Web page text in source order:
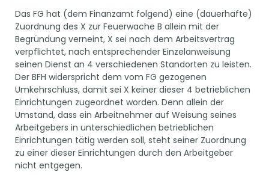
Das FG hat (dem Finanzamt folgend) eine (dauerhafte)
Zuordnung des X zur Feuerwache B allein mit der
Begründung verneint, X sei nach dem Arbeitsvertrag
verpflichtet, nach entsprechender Einzelanweisung
seinen Dienst an 4 verschiedenen Standorten zu leisten.
Der BFH widerspricht dem vom FG gezogenen
Umkehrschluss, damit sei X keiner dieser 4 betrieblichen
Einrichtungen zugeordnet worden. Denn allein der
Umstand, dass ein Arbeitnehmer auf Weisung seines
Arbeitgebers in unterschiedlichen betrieblichen
Einrichtungen tätig werden soll, steht seiner Zuordnung
zu einer dieser Einrichtungen durch den Arbeitgeber
nicht entgegen.